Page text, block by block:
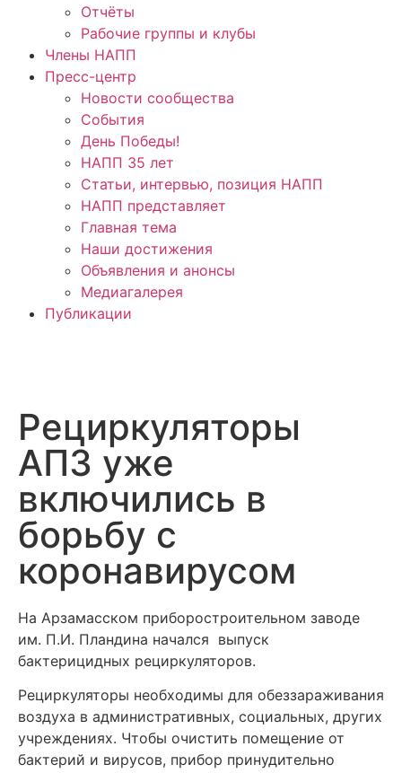
Отчёты
Рабочие группы и клубы
Члены НАПП
Пресс-центр
Новости сообщества
События
День Победы!
НАПП 35 лет
Статьи, интервью, позиция НАПП
НАПП представляет
Главная тема
Наши достижения
Объявления и анонсы
Медиагалерея
Публикации
Рециркуляторы
АПЗ уже
включились в
борьбу с
коронавирусом
На Арзамасском приборостроительном заводе
им. П.И. Пландина начался выпуск
бактерицидных рециркуляторов.
Рециркуляторы необходимы для обеззараживания
воздуха в административных, социальных, других
учреждениях. Чтобы очистить помещение от
бактерий и вирусов, прибор принудительно